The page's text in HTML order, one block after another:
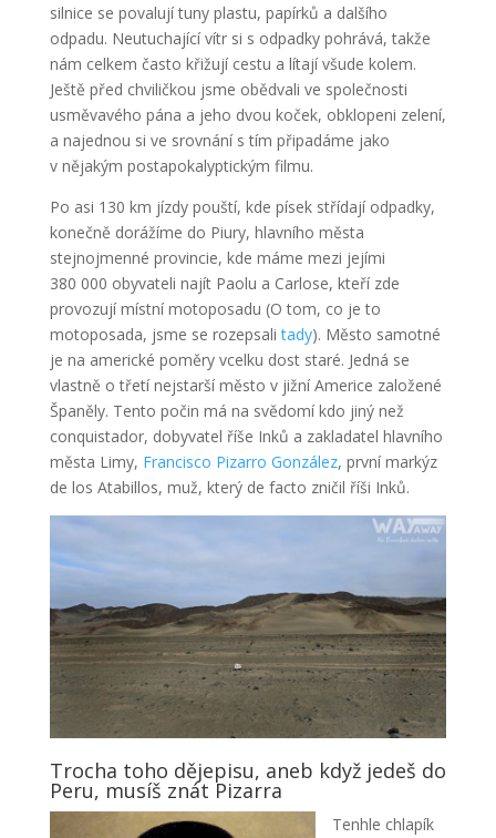
silnice se povalují tuny plastu, papírků a dalšího
odpadu. Neutuchající vítr si s odpadky pohrává, takže
nám celkem často křižují cestu a lítají všude kolem.
Ještě před chviličkou jsme obědvali ve společnosti
usměvavého pána a jeho dvou koček, obklopeni zelení,
a najednou si ve srovnání s tím připadáme jako
v nějakým postapokalyptickým filmu.
Po asi 130 km jízdy pouští, kde písek střídají odpadky,
konečně dorážíme do Piury, hlavního města
stejnojmenné provincie, kde máme mezi jejími
380 000 obyvateli najít Paolu a Carlose, kteří zde
provozují místní motoposadu (O tom, co je to
motoposada, jsme se rozepsalitady). Město samotné
je na americké poměry vcelku dost staré. Jedná se
vlastně o třetí nejstarší město v jižní Americe založené
Španěly. Tento počin má na svědomí kdo jiný než
conquistador, dobyvatel říše Inků a zakladatel hlavního
města Limy, Francisco Pizarro González, první markýz
de los Atabillos, muž, který de facto zničil říši Inků.
Trocha toho dějepisu, aneb když jedeš do
Peru, musíš znát Pizarra
Tenhle chlapík